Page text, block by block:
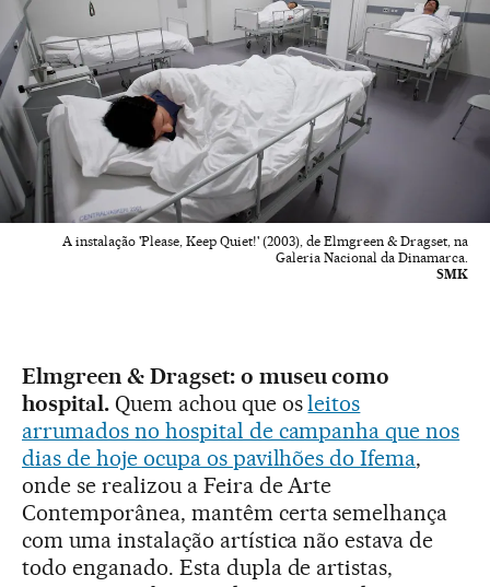
A instalação 'Please, Keep Quiet!' (2003), de Elmgreen & Dragset, na
Galeria Nacional da Dinamarca.
SMK
Elmgreen & Dragset: o museu como
hospital.Quem achou que osleitos
arrumados no hospital de campanha que nos
dias de hoje ocupa os pavilhões do Ifema,
onde se realizou a Feira de Arte
Contemporânea, mantêm certa semelhança
com uma instalação artística não estava de
todo enganado. Esta dupla de artistas,